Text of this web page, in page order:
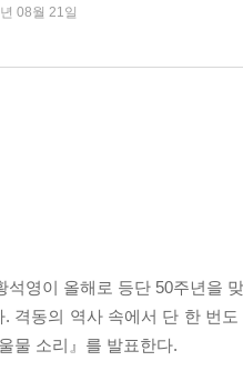
08월 21일
영이 올해로 등단 50주년을
격동의 역사 속에서 단 한 번
물 소리』를 발표한다.